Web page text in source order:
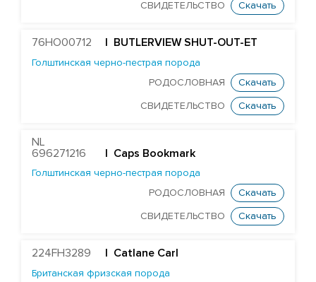
СВИДЕТЕЛЬСТВО Скачать
76HO00712 | BUTLERVIEW SHUT-OUT-ET
Голштинская черно-пестрая порода
РОДОСЛОВНАЯ
Скачать
СВИДЕТЕЛЬСТВО Скачать
NL
696271216
| Caps Bookmark
Голштинская черно-пестрая порода
РОДОСЛОВНАЯ
Скачать
СВИДЕТЕЛЬСТВО Скачать
224FH3289 | Catlane Carl
Британская фризская порода